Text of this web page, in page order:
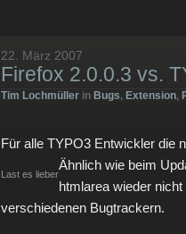
22. März 2007
Firefox 2.0.0.3 vs.
Tim Lochmüller in Bugs, Extension,
Für alle TYPO3 Entwickler die
Last es lieber
Ähnlich wie beim
htmlarea wieder
verschiedenen Bugtrackern.